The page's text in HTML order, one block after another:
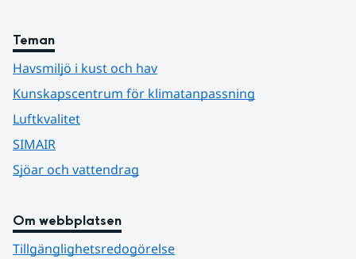
Teman
Havsmiljö i kust och hav
Kunskapscentrum för klimatanpassning
Luftkvalitet
SIMAIR
Sjöar och vattendrag
Om webbplatsen
Tillgänglighetsredogörelse